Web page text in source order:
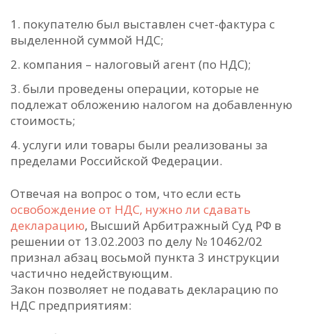
покупателю был выставлен счет-фактура с
выделенной суммой НДС;
компания – налоговый агент (по НДС);
были проведены операции, которые не
подлежат обложению налогом на добавленную
стоимость;
услуги или товары были реализованы за
пределами Российской Федерации.
Отвечая на вопрос о том, что если есть
освобождение от НДС, нужно ли сдавать
декларацию, Высший Арбитражный Суд РФ в
решении от 13.02.2003 по делу № 10462/02
признал абзац восьмой пункта 3 инструкции
частично недействующим.
Закон позволяет не подавать декларацию по
НДС предприятиям: